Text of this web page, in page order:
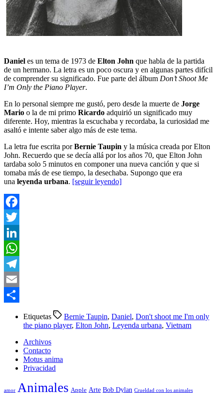
Daniel es un tema de 1973 de Elton John que habla de la partida
de un hermano. La letra es un poco oscura y en algunas partes difícil
de comprender su significado. Fue parte del álbum Don’t Shoot Me
I’m Only the Piano Player.
En lo personal siempre me gustó, pero desde la muerte de Jorge
Mario o la de mi primo Ricardo adquirió un significado muy
diferente. Hoy, mientras la escuchaba y recordaba, la curiosidad me
asaltó e intente saber algo más de este tema.
La letra fue escrita porBernie Taupin y la música creada por Elton
John. Recuerdo que se decía allá por los años 70, que Elton John
tardaba solo 5 minutos en componer una nueva canción y que si
tomaba más de ese tiempo, la desechaba. Supongo que era
una leyenda urbana. [seguir leyendo]
Facebook
Twitter
LinkedIn
WhatsApp
Telegram
Email
Etiquetas Bernie Taupin, Daniel, Don't shoot me I'm only
the piano player, Elton John, Leyenda urbana, Vietnam
Archivos
Contacto
Motus anima
Privacidad
amor Animales Apple Arte Bob Dylan Crueldad con los animales